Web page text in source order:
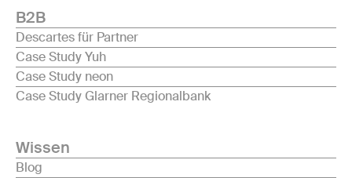
B2B
Descartes für Partner
Case Study Yuh
Case Study neon
Case Study Glarner Regionalbank
Wissen
Blog